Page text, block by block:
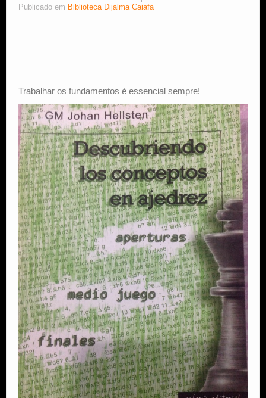
Publicado em Biblioteca Dijalma Caiafa
Trabalhar os fundamentos é essencial sempre!